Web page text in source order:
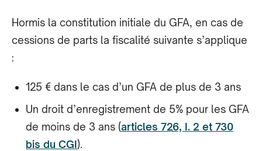
Hormis la constitution initiale du GFA, en cas de
cessions de parts la fiscalité suivante s’applique
:
125 € dans le cas d’un GFA de plus de 3 ans
Un droit d’enregistrement de 5% pour les GFA
de moins de 3 ans (articles 726, I. 2 et 730
bis du CGI).